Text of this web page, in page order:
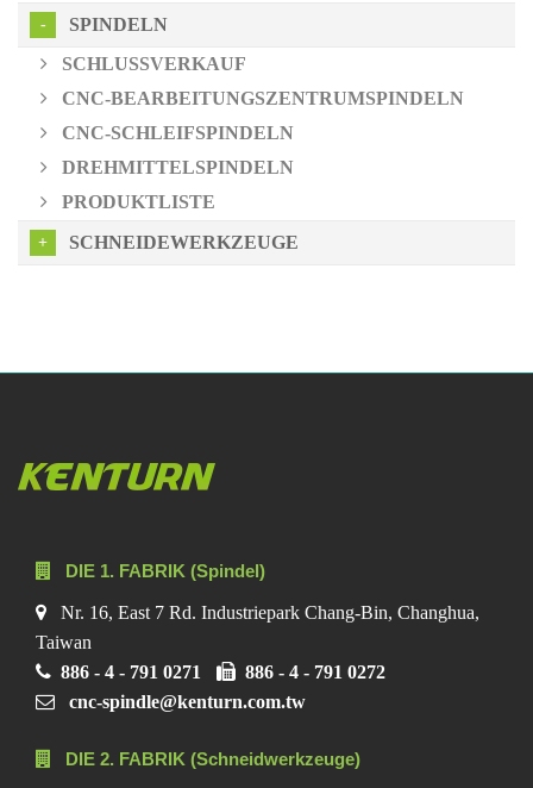
SPINDELN
SCHLUSSVERKAUF
CNC-BEARBEITUNGSZENTRUMSPINDELN
CNC-SCHLEIFSPINDELN
DREHMITTELSPINDELN
PRODUKTLISTE
SCHNEIDEWERKZEUGE
DIE 1. FABRIK (Spindel)
Nr. 16, East 7 Rd. Industriepark Chang-Bin, Changhua,
Taiwan
886 - 4 - 791 0271
886 - 4 - 791 0272
cnc-spindle@kenturn.com.tw
DIE 2. FABRIK (Schneidwerkzeuge)